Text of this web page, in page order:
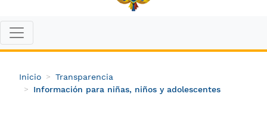
Inicio
Transparencia
Información para niñas, niños y adolescentes